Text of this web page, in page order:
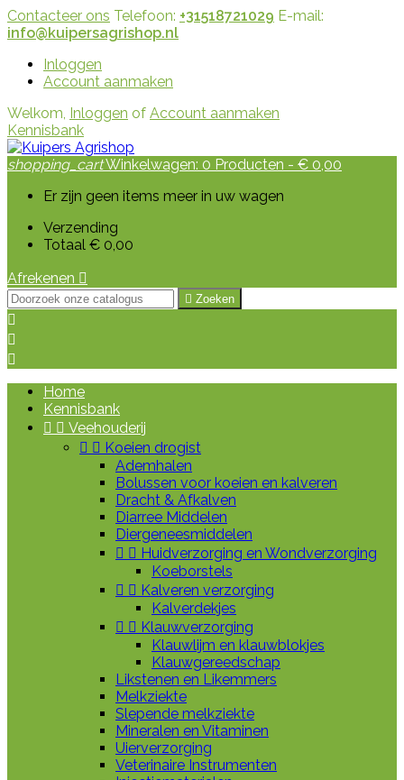
Contacteer ons Telefoon: +31518721029 E-mail:
info@kuipersagrishop.nl
Inloggen
Account aanmaken
Welkom, Inloggen of Account aanmaken
Kennisbank
shopping_cartWinkelwagen: 0 Producten - € 0,00
Er zijn geen items meer in uw wagen
Verzending
Totaal € 0,00
Afrekenen 
 Zoeken



Home
Kennisbank
  Veehouderij
  Koeien drogist
Ademhalen
Bolussen voor koeien en kalveren
Dracht & Afkalven
Diarree Middelen
Diergeneesmiddelen
  Huidverzorging en Wondverzorging
Koeborstels
  Kalveren verzorging
Kalverdekjes
  Klauwverzorging
Klauwlijm en klauwblokjes
Klauwgereedschap
Likstenen en Likemmers
Melkziekte
Slepende melkziekte
Mineralen en Vitaminen
Uierverzorging
Veterinaire Instrumenten